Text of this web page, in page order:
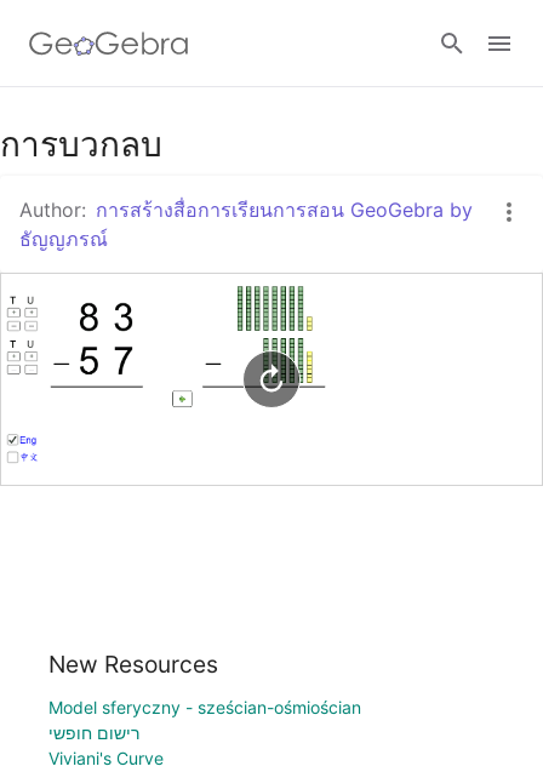
GeoGebra Classroom
Sign in
การบวกลบ
Author: การสร้างสื่อการเรียนการสอน GeoGebra by
ธัญญภรณ์
New Resources
Model sferyczny - sześcian-ośmiościan
רישום חופשי
Viviani's Curve